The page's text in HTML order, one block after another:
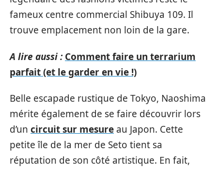
fameux centre commercial Shibuya 109. Il
trouve emplacement non loin de la gare.
A lire aussi : Comment faire un terrarium
parfait (et le garder en vie !)
Belle escapade rustique de Tokyo, Naoshima
mérite également de se faire découvrir lors
d’un circuit sur mesure au Japon. Cette
petite île de la mer de Seto tient sa
réputation de son côté artistique. En fait,